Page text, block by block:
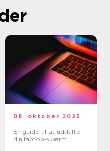
08. oktober 2025
En guide til at udskifte
din laptop-skærm